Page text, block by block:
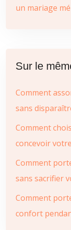
un mariage
Sur le
Comment
sans
Comment
concevoir
Comment
sans sacrifier
Comment
confort